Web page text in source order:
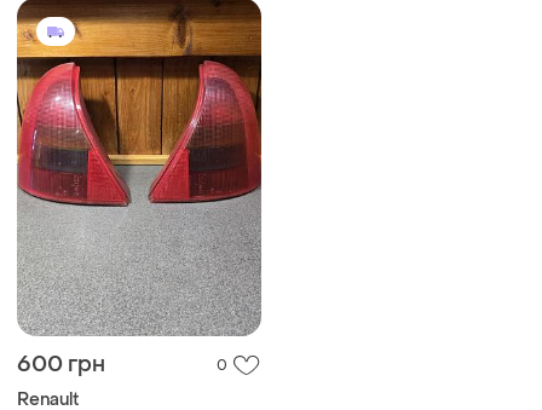
600 грн 0
Renault